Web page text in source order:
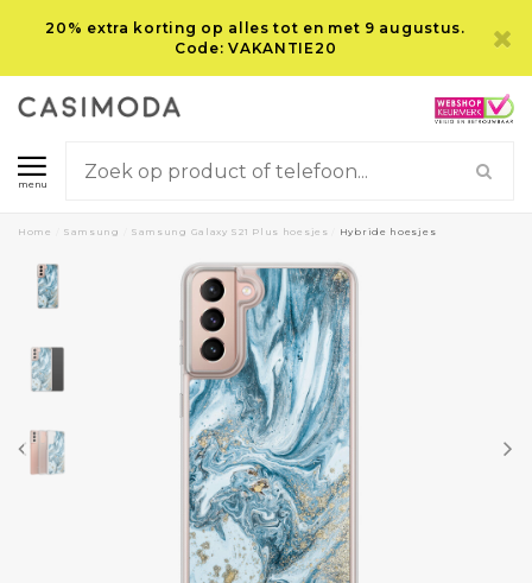
20% extra korting op alles tot en met 9 augustus.
Code: VAKANTIE20
menu
Home Samsung Samsung Galaxy S21 Plus hoesjes Hybride hoesjes